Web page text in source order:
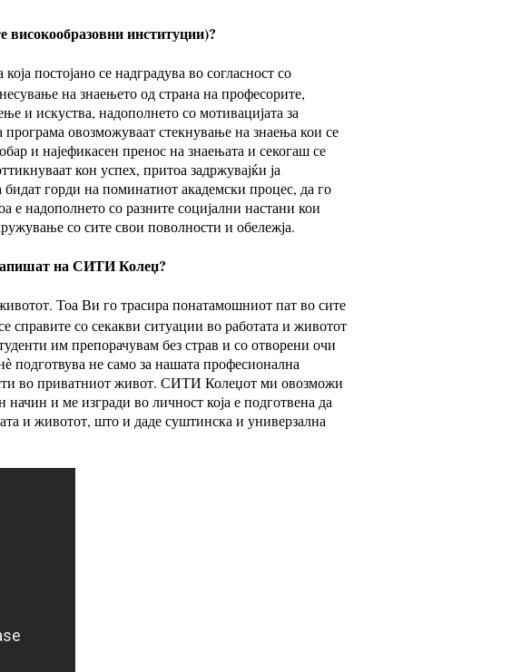
институции)?
постојано се надградува во согласност со
на знаењето од страна на професорите,
и искуства, надополнето со мотивацијата за
овозможуваат стекнување на знаења кои се
и најефикасен пренос на знаењата и секогаш се
кон успех, притоа задржувајќи ја
горди на поминатиот академски процес, да го
е надополнето со разните социјални настани кои
со сите свои поволности и обележја.
на СИТИ Колеџ?
Тоа Ви го трасира понатамошниот пат во сите
справите со секакви ситуации во работата и животот
им препорачувам без страв и со отворени очи
подготвува не само за нашата професионална
во приватниот живот. СИТИ Колеџот ми овозможи
и ме изгради во личност која е подготвена да
и животот, што и даде суштинска и универзална